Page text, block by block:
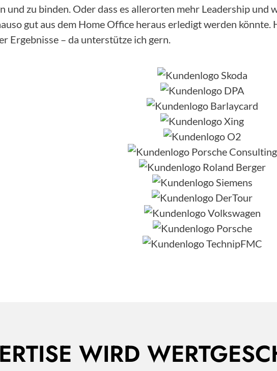
zu binden. Oder dass es allerorten mehr Leadership und
gut aus dem Home Office heraus erledigt werden
Ergebnisse – da unterstütze ich gern.
WIRD